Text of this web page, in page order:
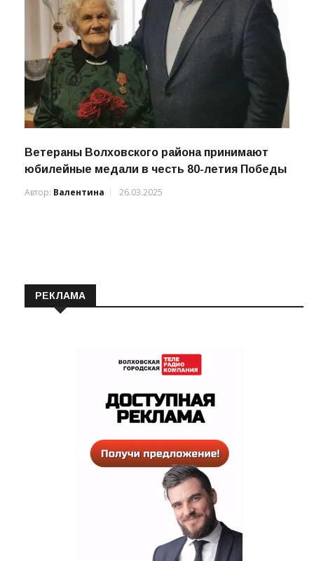
Ветераны Волховского района принимают
юбилейные медали в честь 80-летия Победы
Автор: Валентина 26.03.2025
РЕКЛАМА